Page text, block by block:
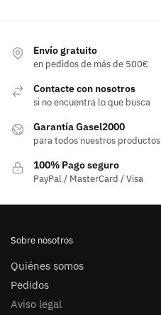
Envío gratuito
en pedidos de más de 500€
Contacte con nosotros
si no encuentra lo que busca
Garantía Gasel2000
para todos nuestros productos
100% Pago seguro
PayPal / MasterCard / Visa
Sobre nosotros
Quiénes somos
Pedidos
Aviso legal